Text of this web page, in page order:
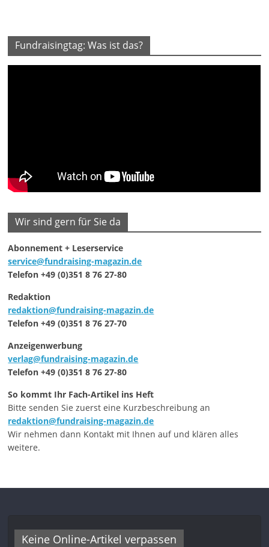
Fundraisingtag: Was ist das?
Wir sind gern für Sie da
Abonnement + Leserservice
service@fundraising-magazin.de
Telefon +49 (0)351 8 76 27-80
Redaktion
redaktion@fundraising-magazin.de
Telefon +49 (0)351 8 76 27-70
Anzeigenwerbung
verlag@fundraising-magazin.de
Telefon +49 (0)351 8 76 27-80
So kommt Ihr Fach-Artikel ins Heft
Bitte senden Sie zuerst eine Kurzbeschreibung an
redaktion@fundraising-magazin.de
Wir nehmen dann Kontakt mit Ihnen auf und klären alles
weitere.
Keine Online-Artikel verpassen